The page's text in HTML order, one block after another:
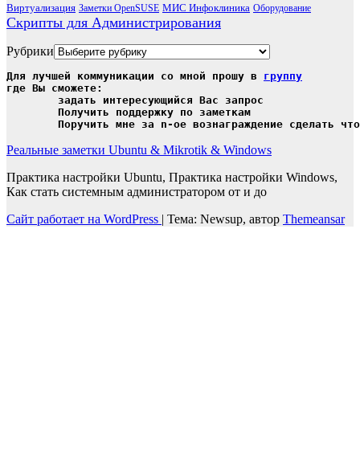
Виртуализация Заметки OpenSUSE МИС Инфоклиника Оборудование
Скрипты для Администрирования
Рубрики
Для лучшей коммуникации со мной прошу в группу
где Вы сможете:
Поручить мне за n-ое вознаграждение сделать
Реальные заметки Ubuntu & Mikrotik & Windows
Практика настройки Ubuntu, Практика настройки Windows,
Как стать системным администратором от и до
Сайт работает на WordPress | Тема: Newsup, автор Themeansar